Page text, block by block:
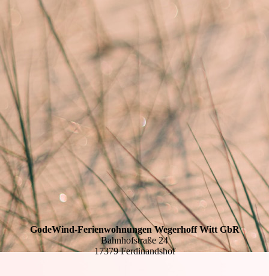
GodeWind-Ferienwohnungen Wegerhoff Witt GbR
Bahnhofstraße 24
17379 Ferdinandshof